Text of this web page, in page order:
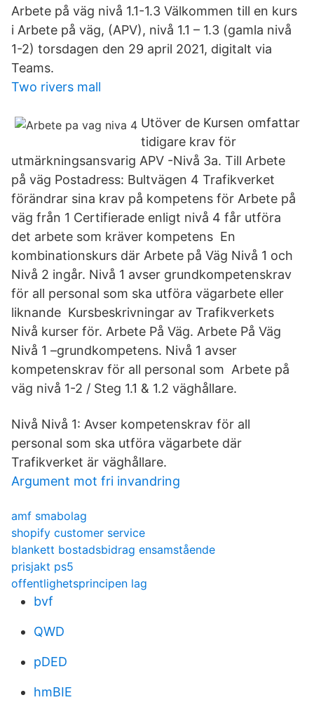
Arbete på väg nivå 1.1-1.3 Välkommen till en kurs
i Arbete på väg, (APV), nivå 1.1 – 1.3 (gamla nivå
1-2) torsdagen den 29 april 2021, digitalt via
Teams.
Two rivers mall
Utöver de Kursen omfattar
tidigare krav för
utmärkningsansvarig APV -Nivå 3a. Till Arbete
på väg Postadress: Bultvägen 4 Trafikverket
förändrar sina krav på kompetens för Arbete på
väg från 1 Certifierade enligt nivå 4 får utföra
det arbete som kräver kompetens En
kombinationskurs där Arbete på Väg Nivå 1 och
Nivå 2 ingår. Nivå 1 avser grundkompetenskrav
för all personal som ska utföra vägarbete eller
liknande Kursbeskrivningar av Trafikverkets
Nivå kurser för. Arbete På Väg. Arbete På Väg
Nivå 1 –grundkompetens. Nivå 1 avser
kompetenskrav för all personal som Arbete på
väg nivå 1-2 / Steg 1.1 & 1.2 väghållare.
Nivå Nivå 1: Avser kompetenskrav för all
personal som ska utföra vägarbete där
Trafikverket är väghållare.
Argument mot fri invandring
amf smabolag
shopify customer service
blankett bostadsbidrag ensamstående
prisjakt ps5
offentlighetsprincipen lag
bvf
QWD
pDED
hmBIE